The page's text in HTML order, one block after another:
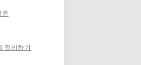
존
정리하기